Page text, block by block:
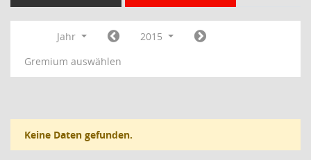
Jahr
2015
Gremium auswählen
Keine Daten gefunden.